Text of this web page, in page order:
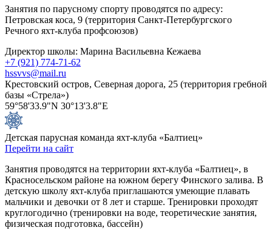
Занятия по парусному спорту проводятся по адресу:
Петровская коса, 9 (территория Санкт-Петербургского
Речного яхт-клуба профсоюзов)
Директор школы: Марина Васильевна Кежаева
+7 (921) 774-71-62
hssvvs@mail.ru
Крестовский остров, Северная дорога, 25 (территория гребной
базы «Стрела»)
59°58'33.9"N 30°13'3.8"E
Детская парусная команда яхт-клуба «Балтиец»
Перейти на сайт
Занятия проводятся на территории яхт-клуба «Балтиец», в
Красносельском районе на южном берегу Финского залива. В
детскую школу яхт-клуба приглашаются умеющие плавать
мальчики и девочки от 8 лет и старше. Тренировки проходят
круглогодично (тренировки на воде, теоретические занятия,
физическая подготовка, бассейн)